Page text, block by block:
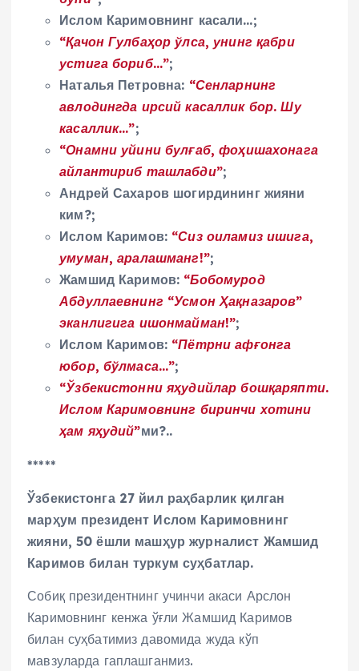
Ислом Каримовнинг касали…;
“Қачон Гулбаҳор ўлса, унинг қабри
устига бориб…”;
Наталья Петровна: “Сенларнинг
авлодингда ирсий касаллик бор. Шу
касаллик…”;
“Онамни уйини булғаб, фоҳишахонага
айлантириб ташлабди”;
Андрей Сахаров шогирдининг жияни
ким?;
Ислом Каримов: “Сиз оиламиз ишига,
умуман, аралашманг!”;
Жамшид Каримов: “Бобомурод
Абдуллаевнинг “Усмон Ҳақназаров”
эканлигига ишонмайман!”;
Ислом Каримов: “Пётрни афғонга
юбор, бўлмаса…”;
“Ўзбекистонни яҳудийлар бошқаряпти.
Ислом Каримовнинг биринчи хотини
ҳам яҳудий”ми?..
*****
Ўзбекистонга 27 йил раҳбарлик қилган
марҳум президент Ислом Каримовнинг
жияни, 50 ёшли машҳур журналист Жамшид
Каримов билан туркум суҳбатлар.
Собиқ президентнинг учинчи акаси Арслон
Каримовнинг кенжа ўғли Жамшид Каримов
билан суҳбатимиз давомида жуда кўп
мавзуларда гаплашганмиз.